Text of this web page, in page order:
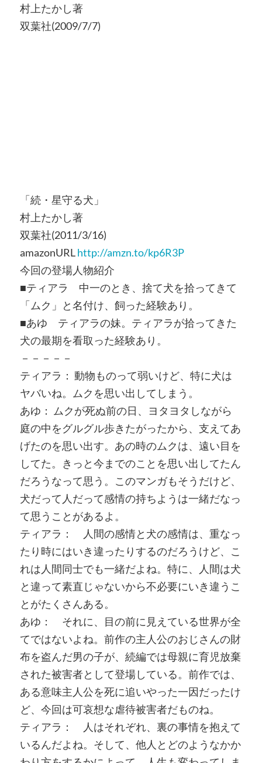
村上たかし著
双葉社(2009/7/7)
「続・星守る犬」
村上たかし著
双葉社(2011/3/16)
amazonURLhttp://amzn.to/kp6R3P
今回の登場人物紹介
■ティアラ 中一のとき、捨て犬を拾ってきて
「ムク」と名付け、飼った経験あり。
■あゆ ティアラの妹。ティアラが拾ってきた
犬の最期を看取った経験あり。
－－－－－
ティアラ： 動物ものって弱いけど、特に犬は
ヤバいね。ムクを思い出してしまう。
あゆ： ムクが死ぬ前の日、ヨタヨタしながら
庭の中をグルグル歩きたがったから、支えてあ
げたのを思い出す。あの時のムクは、遠い目を
してた。きっと今までのことを思い出してたん
だろうなって思う。このマンガもそうだけど、
犬だって人だって感情の持ちようは一緒だなっ
て思うことがあるよ。
ティアラ： 人間の感情と犬の感情は、重なっ
たり時にはいき違ったりするのだろうけど、こ
れは人間同士でも一緒だよね。特に、人間は犬
と違って素直じゃないから不必要にいき違うこ
とがたくさんある。
あゆ： それに、目の前に見えている世界が全
てではないよね。前作の主人公のおじさんの財
布を盗んだ男の子が、続編では母親に育児放棄
された被害者として登場している。前作では、
ある意味主人公を死に追いやった一因だったけ
ど、今回は可哀想な虐待被害者だものね。
ティアラ： 人はそれぞれ、裏の事情を抱えて
いるんだよね。そして、他人とどのようなかか